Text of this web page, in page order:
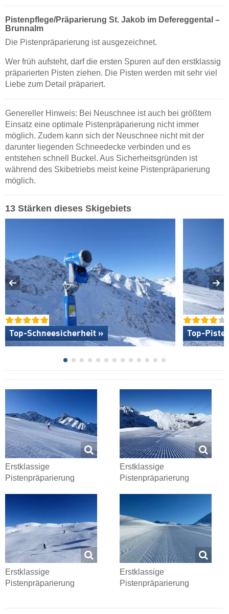
Pistenpflege/Präparierung St. Jakob im Defereggental –
Brunnalm
Die Pistenpräparierung ist ausgezeichnet.
Wer früh aufsteht, darf die ersten Spuren auf den erstklassig
präparierten Pisten ziehen. Die Pisten werden mit sehr viel
Liebe zum Detail präpariert.
Genereller Hinweis: Bei Neuschnee ist auch bei größtem
Einsatz eine optimale Pistenpräparierung nicht immer
möglich. Zudem kann sich der Neuschnee nicht mit der
darunter liegenden Schneedecke verbinden und es
entstehen schnell Buckel. Aus Sicherheitsgründen ist
während des Skibetriebs meist keine Pistenpräparierung
möglich.
13 Stärken dieses Skigebiets
Top-Schneesicherheit » Top-
Erstklassige
Pistenpräparierung
Erstklassige
Pistenpräparierung
Erstklassige
Pistenpräparierung
Erstklassige
Pistenpräparierung